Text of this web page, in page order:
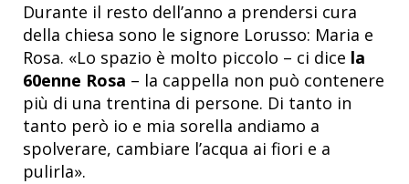
Durante il resto dell’anno a prendersi cura
della chiesa sono le signore Lorusso: Maria e
Rosa. «Lo spazio è molto piccolo – ci dice la
60enne Rosa – la cappella non può contenere
più di una trentina di persone. Di tanto in
tanto però io e mia sorella andiamo a
spolverare, cambiare l’acqua ai fiori e a
pulirla».